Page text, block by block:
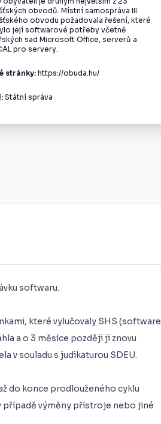
obvodů. Místní samospráva III.
obvodu požadovala řešení, které
její softwarové potřeby včetně
sad Microsoft Office, serverů a
pro servery.
stránky:https://obuda.hu/
Státní správa
softwaru.
které vylučovaly SHS (software
a o 3 měsíce později ji znovu
v souladu s judikaturou SDEU.
do konce prodlouženého cyklu
případě výměny přístroje nebo jiné